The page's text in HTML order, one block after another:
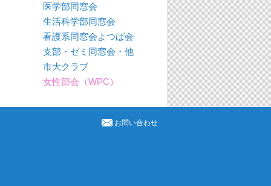
医学部同窓会
生活科学部同窓会
看護系同窓会よつば会
支部・ゼミ同窓会・他
市大クラブ
女性部会（WPC）
お問い合わせ